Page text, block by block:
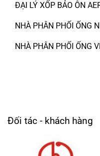
ĐẠI LÝ XỐP BẢO ÔN
NHÀ PHÂN PHỐI ỐNG
NHÀ PHÂN PHỐI ỐNG
Đối tác - khách hàng